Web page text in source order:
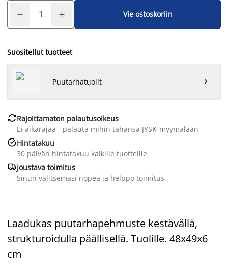
Vie ostoskoriin
Suositellut tuotteet
Puutarhatuolit 
Rajoittamaton palautusoikeus
Ei aikarajaa - palauta mihin tahansa JYSK-myymälään
Hintatakuu
30 päivän hintatakuu kaikille tuotteille
Joustava toimitus
Sinun valitsemasi nopea ja helppo toimitus
Laadukas puutarhapehmuste kestävällä,
strukturoidulla päällisellä. Tuolille. 48x49x6
cm